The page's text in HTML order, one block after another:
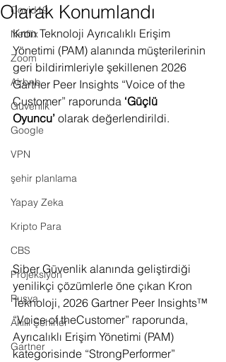
Covid19
Netflix
Zoom
Airbnb
Güvenlik
Google
VPN
şehir planlama
Yapay Zeka
Kripto Para
CBS
Projeksiyon
Rusya
Akıllı Şehirler
Gartner
Olarak Konumlandı
Kron Teknoloji Ayrıcalıklı Erişim
Yönetimi (PAM) alanında müşterilerinin
geri bildirimleriyle şekillenen 2026
Gartner Peer Insights “Voice of the
Customer” raporunda ‘Güçlü
Oyuncu’ olarak değerlendirildi.
Siber Güvenlik alanında geliştirdiği
yenilikçi çözümlerle öne çıkan Kron
Teknoloji, 2026 Gartner Peer Insights™
“Voice of theCustomer” raporunda,
Ayrıcalıklı Erişim Yönetimi (PAM)
kategorisinde “StrongPerformer”